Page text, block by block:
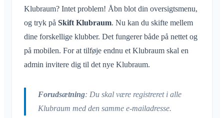
Skift navn
Skift e-mail
Skift profilbillede
Administration
Klubraum? Intet problem! Åbn blot din oversigtsmenu,
og tryk på Skift Klubraum. Nu kan du skifte mellem
dine forskellige klubber. Det fungerer både på nettet og
på mobilen. For at tilføje endnu et Klubraum skal en
admin invitere dig til det nye Klubraum.
Forudsætning: Du skal være registreret i alle
Klubraum med den samme e-mailadresse.